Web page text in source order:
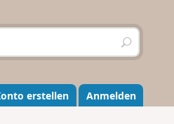
S
u
h
e
n
erstellen Anmelden